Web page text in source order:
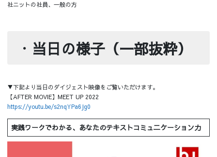
社ニットの社員、一般の方
・ 当日の様子（一部抜粋）
▼下記より当日のダイジェスト映像をご覧いただけます。
【AFTER MOVIE】MEET UP 2022
https://youtu.be/s2nqYPa6Jg0
実践ワークでわかる、あなたのテキストコミュ二ケーション力